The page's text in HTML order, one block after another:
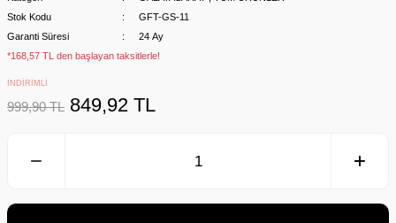
Stok Kodu
GFT-GS-11
Garanti Süresi
24 Ay
*168,57 TL den başlayan taksitlerle!
İNDİRİMLİ
999,90 TL 849,92 TL